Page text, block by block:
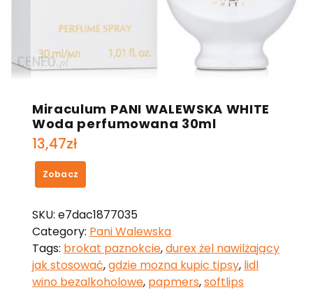
Miraculum PANI WALEWSKA WHITE
Woda perfumowana 30ml
13,47zł
Zobacz
SKU: e7dac1877035
Category: Pani Walewska
Tags: brokat paznokcie,durex żel nawilżający
jak stosować,gdzie mozna kupic tipsy, lidl
wino bezalkoholowe, papmers,softlips